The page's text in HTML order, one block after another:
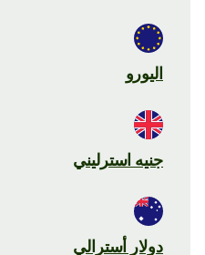
اليورو
جنيه استرليني
دولار أسترالي